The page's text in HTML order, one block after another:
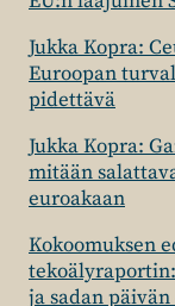
Jukka Kopra:
Euroopan
pidettävä
Jukka Kopra:
mitään
euroakaan
Kokoomuksen
ja sadan